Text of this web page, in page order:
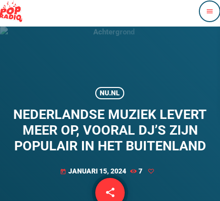
menu
NU.NL
NEDERLANDSE MUZIEK LEVERT
MEER OP, VOORAL DJ’S ZIJN
POPULAIR IN HET BUITENLAND
today JANUARI 15, 2024 7
share
email